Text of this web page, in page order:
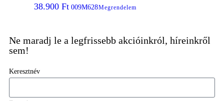
38.900 Ft 009M628Megrendelem
Ne maradj le a legfrissebb akcióinkról, híreinkről
sem!
Keresztnév